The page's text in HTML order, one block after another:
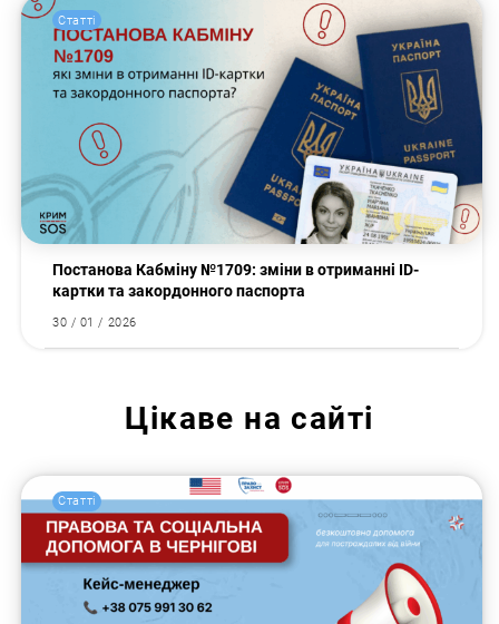
Статті
Постанова Кабміну №1709: зміни в отриманні ID-
картки та закордонного паспорта
30 / 01 / 2026
Цікаве на сайті
Статті